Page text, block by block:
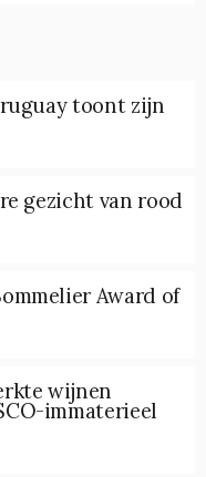
toont zijn
gezicht van rood
Award of
wijnen
immaterieel